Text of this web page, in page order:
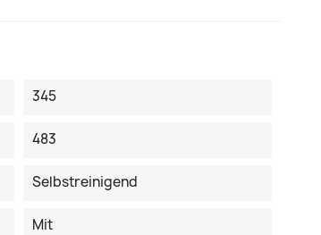
345
483
Selbstreinigend
Mit